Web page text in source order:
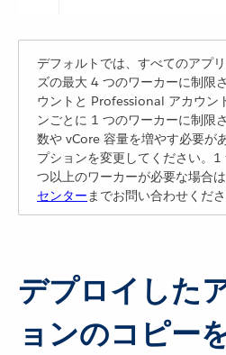
デフォルトでは、すべてのアプ
ズの最大 4 つのワーカーに制限
ウントと Professional アカウン
ンごとに 1 つのワーカーに制限
数や vCore 容量を増やす必要が
プションを変更してください。
つ以上のワーカーが必要な場合
センターまでお問い合わせくださ
デプロイした
ョンのコピー